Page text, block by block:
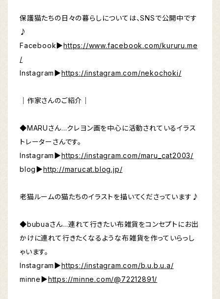
保護猫たちの日々の暮らしについては、SNSで公開中です
♪
Facebook▶︎https://www.facebook.com/kururu.me
/
Instagram▶︎https://instagram.com/nekochoki/
｜作家さんのご紹介｜
◆MARUさん…クレヨン画を中心に活動されているイラス
トレーターさんです。
Instagram▶︎https://instagram.com/maru_cat2003/
blog▶︎http://marucat.blog.jp/
老猫ルームの猫たちのイラストを描いてくださっています♪
◆bubuaさん…連れて行きたい布雑貨をコンセプトにお出
かけに連れて行きたくなるような布雑貨を作っていらっし
ゃいます。
Instagram▶︎https://instagram.com/b.u.b.u.a/
minne▶︎https://minne.com/@72212891/